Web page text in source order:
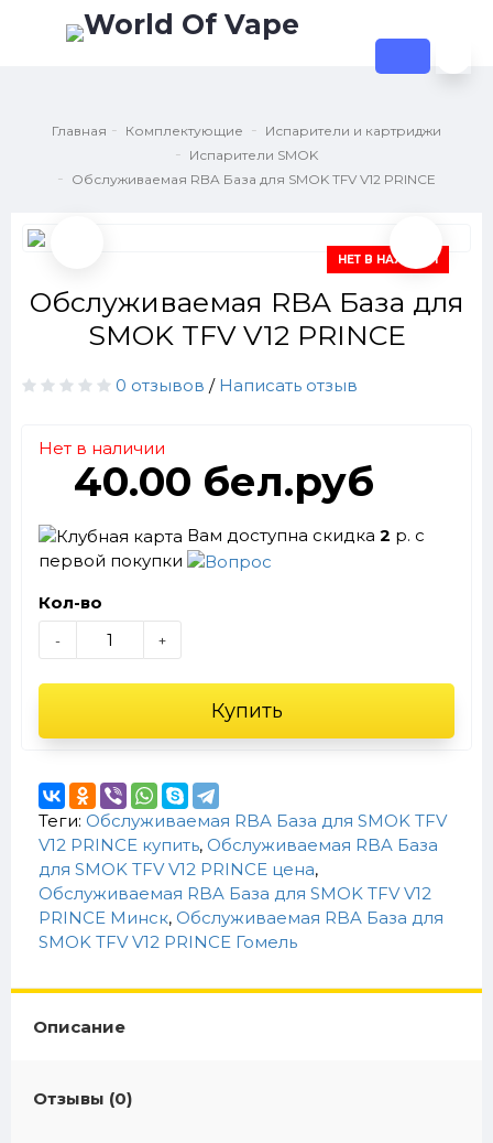
Главная Комплектующие
Испарители и картриджи
Испарители SMOK
Обслуживаемая RBA База для SMOK TFV V12 PRINCE
НЕТ В НАЛИЧИИ
Обслуживаемая RBA База для
SMOK TFV V12 PRINCE
0 отзывов / Написать отзыв
Нет в наличии
40.00 бел.руб
Вам доступна скидка 2 р. с
первой покупки
Кол-во
- +
Купить
Теги: Обслуживаемая RBA База для SMOK TFV
V12 PRINCE купить, Обслуживаемая RBA База
для SMOK TFV V12 PRINCE цена,
Обслуживаемая RBA База для SMOK TFV V12
PRINCE Минск, Обслуживаемая RBA База для
SMOK TFV V12 PRINCE Гомель
Описание
Отзывы (0)